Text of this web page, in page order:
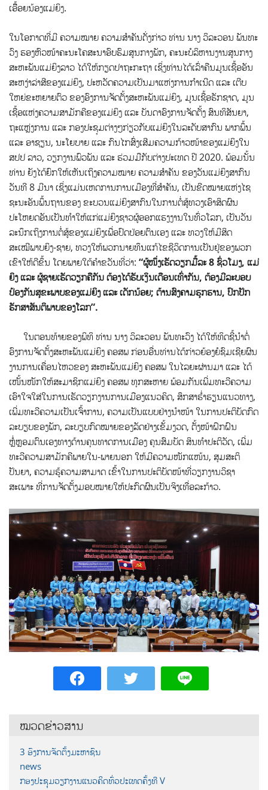
ເອຶື້ອຍນ້ອງແມ່ຍິງ.
ໃນໂອກາດທີ່ມີ ຄວາມໝາຍ ຄວາມສໍາຄັນດັ່ງກ່າວ ທ່ານ ນາງ ວິລະວອນ ພັນທະ
ວົງ ຮອງຫົວໜ້າຄະນະໂຄສະນາອົບຮົມສູນກາງພັກ, ຄະນະບໍລິຫານງານສູນກາງ
ສະຫະພັນແມ່ຍິງລາວ ໄດ້ໃຫ້ກຽດປາຖະກະຖາ ເຊິ່ງທ່ານໄດ້ເລົ່າຄືນມູນເຊື້ອອັນ
ສະຫງ່າລ່າສີຂອງແມ່ຍິງ, ປະຫວັດຄວາມເປັນມາແຫ່ງການກໍາເນີດ ແລະ ເຕີບ
ໃຫຍ່ຂະຫຍາຍຕົວ ຂອງອົງການຈັດຕັ້ງສະຫະພັນແມ່ຍິງ, ມູນເຊື້ອຮັກຊາດ, ມູນ
ເຊື້ອແຫ່ງຄວາມສາມັກຄີຂອງແມ່ຍິງ ແລະ ບັນດາອົງການຈັດຕັ້ງ ສົນທິສັນຍາ,
ຖະແຫຼ່ງການ ແລະ ກອງປະຊຸມຕ່າງໆກ່ຽວກັບແມ່ຍິງໃນລະດັບສາກົນ ພາກພຶ້ນ
ແລະ ອາຊຽນ, ນະໂຍບາຍ ແລະ ກົນໄກສົ່ງເສີມຄວາມກ້າວໜ້າຂອງແມ່ຍິງໃນ
ສປປ ລາວ, ວຽກງານພົວພັນ ແລະ ຮ່ວມມືກັບຕ່າງປະເທດ ປີ 2020. ພ້ອມນັ້ນ
ທ່ານ ຍັງໄດ້ຍົກໃຫ້ເຫັນເຖິງຄວາມໝາຍ ຄວາມສໍາຄັນ ຂອງວັນແມ່ຍິງສາກົນ
ວັນທີ 8 ມີນາ ເຊິ່ງແມ່ນເຫດການການເມືອງທີ່ສໍາຄັນ, ເປັນຂີດໝາຍແຫ່ງໄຊ
ຊະນະອັນພຶ້ນຖານຂອງ ຂະບວນແມ່ຍິງສາກົນໃນການຕໍ່ສູ້ທວງເອົາສິດຜົນ
ປະໂຫຍດອັນເປັນທໍາໃຫ້ແກ່ແມ່ຍິງຊາວຜູ້ອອກແຮງງານໃນທົ່ວໂລກ, ເປັນວັນ
ລະນຶກເຖິງການຕໍ່ສູ້ຂອງແມ່ຍິງເພື່ອປົດປ່ອຍຕົນເອງ ແລະ ທວງໃຫ້ມີສິດ
ສະເໝີພາບຍິງ-ຊາຍ, ທວງໃຫ້ພວກນາຍທຶນແກ້ໄຂຊີວິດການເປັນຢູ່ຂອງພວກ
ເຂົາໃຫ້ດີຂຶ້ນ ໂດຍພາຍໃຕ້ຄໍາຂວັນທີ່ວ່າ: “ຜູ້ໜຶ່ງເຮັດວຽກມື້ລະ 8 ຊົ່ວໂມງ, ແມ່
ຍິງ ແລະ ຜູ້ຊາຍເຮັດວຽກຄືກັນ ຕ້ອງໄດ້ຮັບເງິນເດືອນເທົ່າກັນ, ຕ້ອງມີລະບອບ
ປ້ອງກັນສຸຂະພາບຂອງແມ່ຍິງ ແລະ ເດັກນ້ອຍ; ຕ້ານສົງຄາມຮຸກຮານ, ປົກປັກ
ຮັກສາສັນຕິພາບຂອງໂລກ”.
ໃນຕອນທ້າຍຂອງພິທິ ທ່ານ ນາງ ວິລະວອນ ພັນທະວົງ ໄດ້ໃຫ້ທິດຊີ້ນໍາຕໍ່
ອົງການຈັດຕັ້ງສະຫະພັນແມ່ຍິງ ຄອສພ ກ່ອນອື່ນທ່ານໄດ້ກ່າວຍ້ອງຍໍຊົມເຊີຍຜົນ
ງານການເຄື່ອນໄຫວຂອງ ສະຫະພັນແມ່ຍິງ ຄອສພ ໃນໄລຍະຜ່ານມາ ແລະ ໄດ້
ເໜັ້ນໜັກໃຫ້ສະມາຊິກແມ່ຍິງ ຄອສພ ທຸກສະຫາຍ ພ້ອມກັນເພີ່ມທະວີຄວາມ
ເອົາໃຈໃສ່ໃນການເຮັດວຽກງານການເມືອງແນວຄິດ, ສຶກສາຮໍ່າຮຽນແນວທາງ,
ເພີ່ມທະວີຄວາມເປັນເຈົ້າການ, ຄວາມເປັນແບບຢ່າງນໍາໜ້າ ໃນການປະຕິບັດກົດ
ລະບຽບຂອງພັກ, ລະບຽບກົດໝາຍຂອງລັດຢ່າງເຂັ້ມງວດ, ຕັ້ງໜ້າຝຶກຝົນ
ຫຼໍ່ຫຼອມຕົນເອງທາງດ້ານຄຸນທາດການເມືອງ ຄຸນສົມບັດ ສິນທໍາປະຕິວັດ, ເພີ່ມ
ທະວີຄວາມສາມັກຄີພາຍໃນ-ພາຍນອກ ໃຫ້ມີຄວາມໜັກແໜ້ນ, ສຸມສະຕິ
ປັນຍາ, ຄວາມຮູ້ຄວາມສາມາດ ເຂົ້າໃນການປະຕິບັດໜ້າທີ່ວຽກງານວິຊາ
ສະເພາະ ທີ່ການຈັດຕັ້ງມອບໝາຍໃຫ້ປະກົດຜົນເປັນຈິງເທື່ອລະກ້າວ.
ໝວດຂ່າວສານ
3 ອົງການຈັດຕັ້ງມະຫາຊົນ
news
ກອງປະຊຸມວຽກງານແນວຄິດທົ່ວປະເທດຄັ້ງທີ V